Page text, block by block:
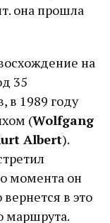
она прошла
на
35
в 1989 году
(Wolfgang
Albert).
момента он
в это
маршрута.